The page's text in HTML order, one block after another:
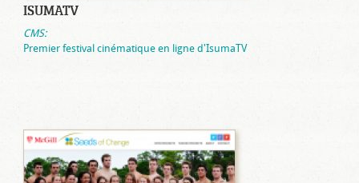
ISUMATV
CMS:
Premier festival cinématique en ligne d'IsumaTV